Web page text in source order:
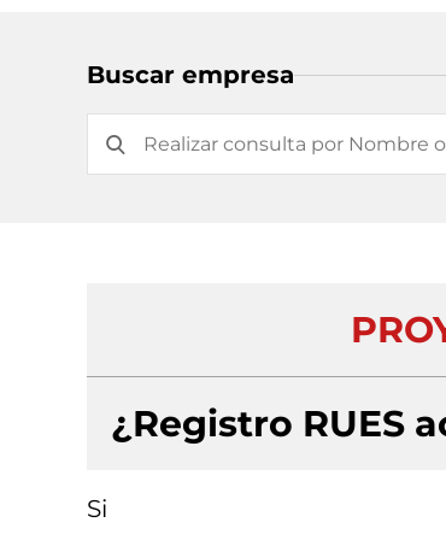
Buscar empresa
¿Registro RUES
Si